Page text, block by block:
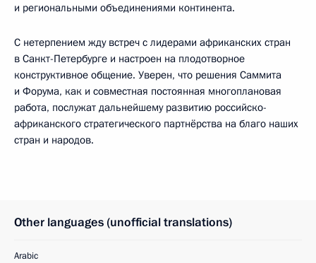
и региональными объединениями континента.
С нетерпением жду встреч с лидерами африканских стран
в Санкт-Петербурге и настроен на плодотворное
конструктивное общение. Уверен, что решения Саммита
и Форума, как и совместная постоянная многоплановая
работа, послужат дальнейшему развитию российско-
африканского стратегического партнёрства на благо наших
стран и народов.
Other languages (unofficial translations)
Arabic